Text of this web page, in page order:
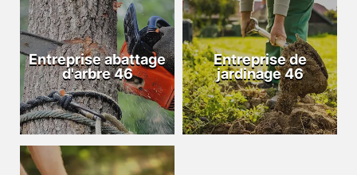
Entreprise abattage
d'arbre 46
Entreprise de
jardinage 46